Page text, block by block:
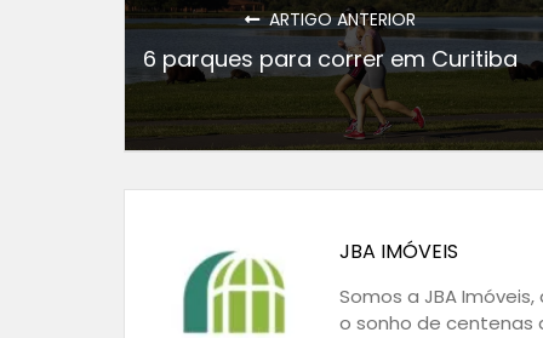
ARTIGO ANTERIOR
6 parques para correr em Curitiba
JBA IMÓVEIS
Somos a JBA
o sonho de centenas